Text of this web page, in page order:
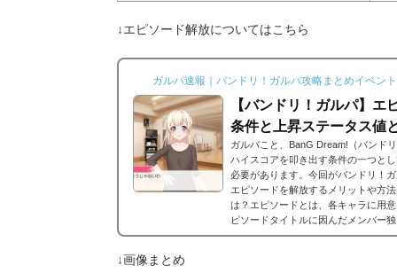
↓エピソード解放についてはこちら
ガルパ速報｜バンドリ！ガルパ攻略まとめイベン
【バンドリ！ガルパ】エ
条件と上昇ステータス値
ガルパこと、BanG Dream!（バンド
ハイスコアを叩き出す条件の一つと
必要があります。今回がバンドリ！
エピソードを解放するメリットや方
は？エピソードとは、各キャラに用
ピソードタイトルに因んだメンバー
ードは各キャラクターの詳細にあり
↓画像まとめ